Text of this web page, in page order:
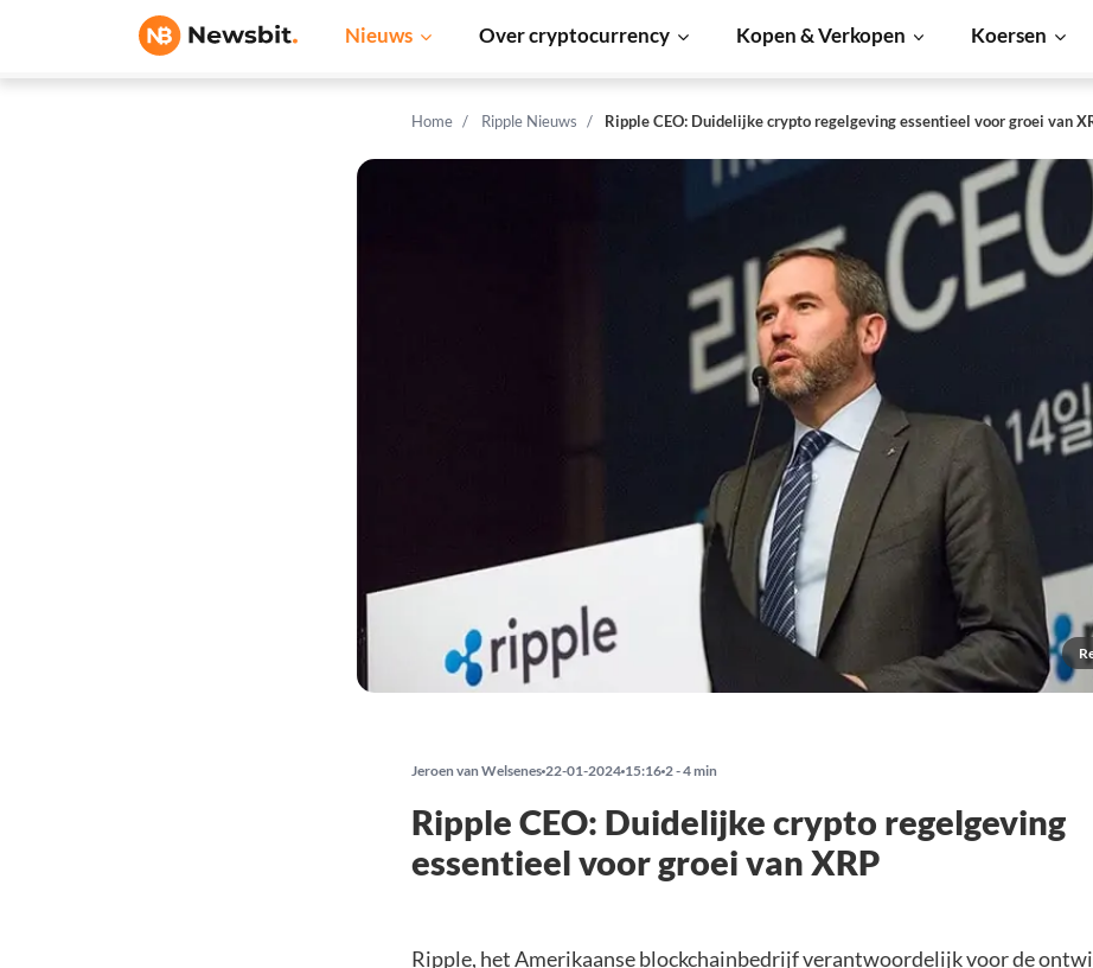
Nieuws Over cryptocurrency Kopen & Verkopen Koersen
Home Ripple Nieuws Ripple CEO: Duidelijke crypto regelgeving essentieel voor groei van
Jeroen van Welsenes 22-01-2024 15:16 2 - 4 min
Ripple CEO: Duidelijke crypto regelgeving
essentieel voor groei van XRP
Ripple, het Amerikaanse blockchainbedrijf verantwoordelijk voor de